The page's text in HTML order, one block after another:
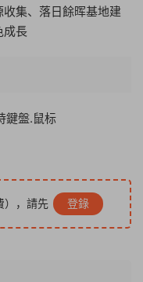
集、落日餘晖基地建
成長
鍵盤.鼠标
），請先 登錄